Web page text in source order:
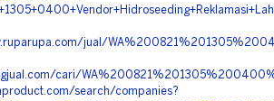
jual/
cari/
search/companies?